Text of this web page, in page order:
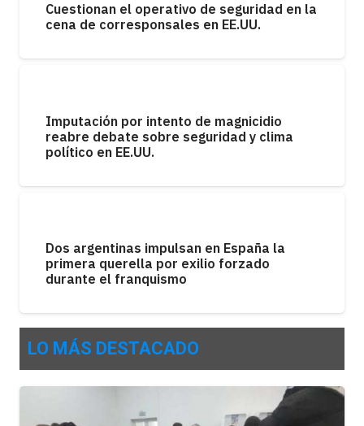
Cuestionan el operativo de seguridad en la
cena de corresponsales en EE.UU.
Imputación por intento de magnicidio
reabre debate sobre seguridad y clima
político en EE.UU.
Dos argentinas impulsan en España la
primera querella por exilio forzado
durante el franquismo
LO MÁS DESTACADO